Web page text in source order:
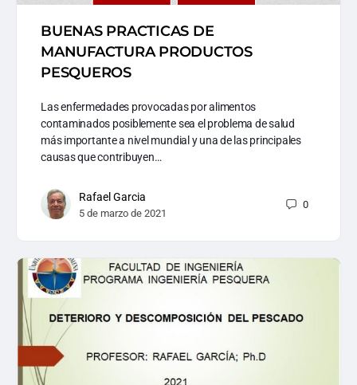
BUENAS PRACTICAS DE
MANUFACTURA PRODUCTOS
PESQUEROS
Las enfermedades provocadas por alimentos
contaminados posiblemente sea el problema de salud
más importante a nivel mundial y una de las principales
causas que contribuyen…
Rafael Garcia
5 de marzo de 2021
0